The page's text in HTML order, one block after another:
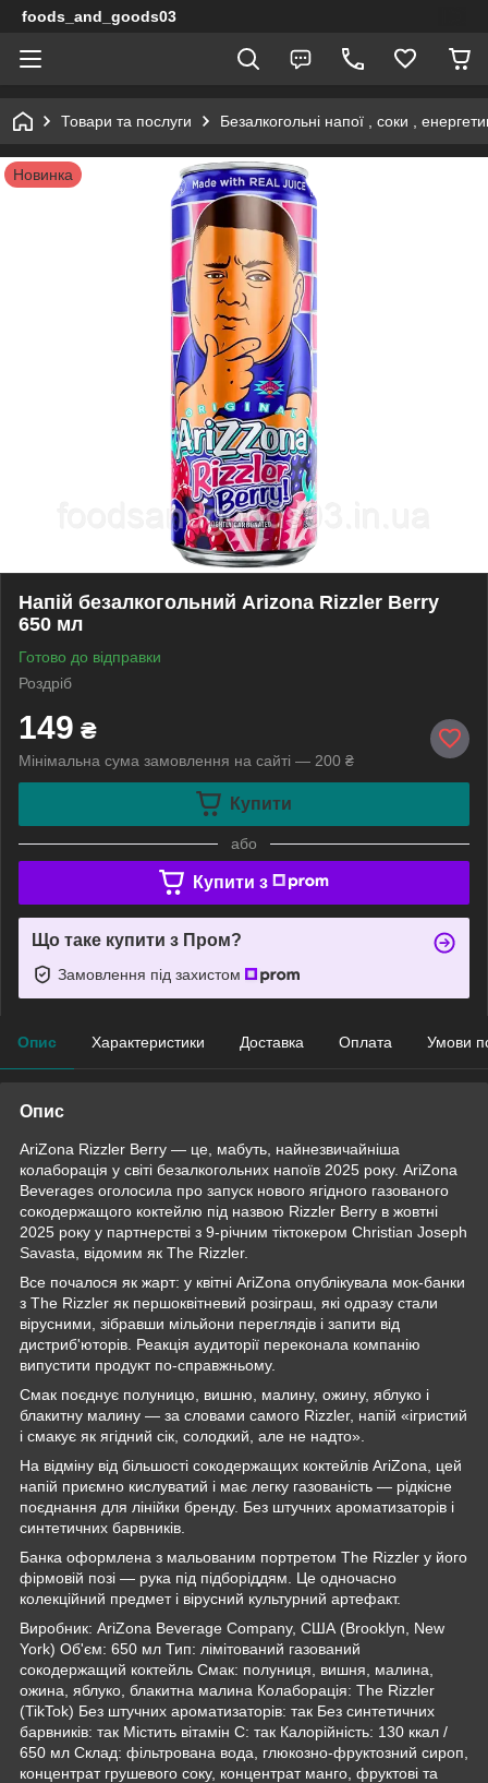
foods_and_goods03
Товари та послуги Безалкогольні напої , соки ,
Новинка
Напій безалкогольний Arizona Rizzler Berry
650 мл
Готово до відправки
Роздріб
149 ₴
Мінімальна сума замовлення на сайті — 200 ₴
Купити
або
Купити з
Що таке купити з Пром?
Замовлення під захистом
Опис Характеристики Доставка Оплата Умови
Опис
AriZona Rizzler Berry — це, мабуть, найнезвичайніша
колаборація у світі безалкогольних напоїв 2025 року. AriZona
Beverages оголосила про запуск нового ягідного газованого
сокодержащого коктейлю під назвою Rizzler Berry в жовтні
2025 року у партнерстві з 9-річним тіктокером Christian Joseph
Savasta, відомим як The Rizzler.
Все почалося як жарт: у квітні AriZona опублікувала мок-банки
з The Rizzler як першоквітневий розіграш, які одразу стали
вірусними, зібравши мільйони переглядів і запити від
дистриб'юторів. Реакція аудиторії переконала компанію
випустити продукт по-справжньому.
Смак поєднує полуницю, вишню, малину, ожину, яблуко і
блакитну малину — за словами самого Rizzler, напій «ігристий
і смакує як ягідний сік, солодкий, але не надто».
На відміну від більшості сокодержащих коктейлів AriZona, цей
напій приємно кислуватий і має легку газованість — рідкісне
поєднання для лінійки бренду. Без штучних ароматизаторів і
синтетичних барвників.
Банка оформлена з мальованим портретом The Rizzler у його
фірмовій позі — рука під підборіддям. Це одночасно
колекційний предмет і вірусний культурний артефакт.
Виробник: AriZona Beverage Company, США (Brooklyn, New
York) Об'єм: 650 мл Тип: лімітований газований
сокодержащий коктейль Смак: полуниця, вишня, малина,
ожина, яблуко, блакитна малина Колаборація: The Rizzler
(TikTok) Без штучних ароматизаторів: так Без синтетичних
барвників: так Містить вітамін C: так Калорійність: 130 ккал /
650 мл Склад: фільтрована вода, глюкозно-фруктозний сироп,
концентрат грушевого соку, концентрат манго, фруктові та